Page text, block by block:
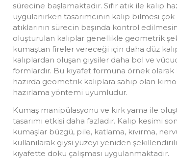
sürecine başlamaktadır. Sıfır atık ile kalıp
uygulanırken tasarımcının kalıp bilmesi
atıklarının sürecin başında kontrol
oluşturulan kalıplar genellikle geometrik
kumaştan fireler vereceği için daha düz
kalıplardan oluşan giysiler daha bol ve
formlardır. Bu kıyafet formuna örnek
hazırda geometrik kalıplara sahip olan
hazırlama yöntemi uyumludur.
Kumaş manipülasyonu ve kırk yama ile
tasarımı etkisi daha fazladır. Kalıp kesimi
kumaşlar büzgü, pile, katlama, kıvırma,
kullanılarak giysi yüzeyi yeniden
kıyafette doku çalışması uygulanmaktadır.